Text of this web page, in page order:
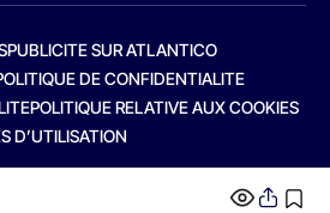
PUBLICITE SUR ATLANTICO
DE CONFIDENTIALITE
POLITIQUE RELATIVE AUX COOKIES
D’UTILISATION